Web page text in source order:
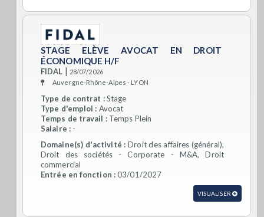
STAGE ELÈVE AVOCAT EN DROIT
ÉCONOMIQUE H/F
FIDAL | 28/07/2026
Auvergne-Rhône-Alpes - LYON
Type de contrat :Stage
Type d'emploi : Avocat
Temps de travail :Temps Plein
Salaire :-
Domaine(s) d'activité : Droit des affaires (général),
Droit des sociétés - Corporate - M&A, Droit
commercial
Entrée en fonction :03/01/2027
VISUALISER